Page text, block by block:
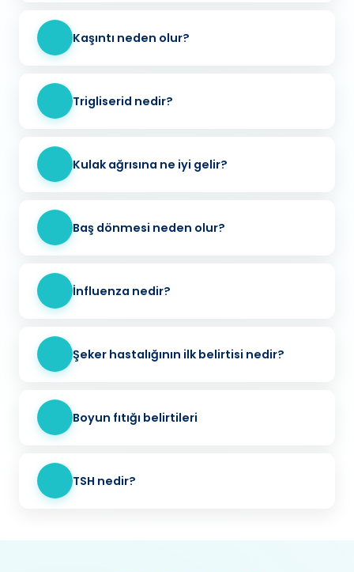
Kaşıntı neden olur?
Trigliserid nedir?
Kulak ağrısına ne iyi gelir?
Baş dönmesi neden olur?
İnfluenza nedir?
Şeker hastalığının ilk belirtisi nedir?
Boyun fıtığı belirtileri
TSH nedir?